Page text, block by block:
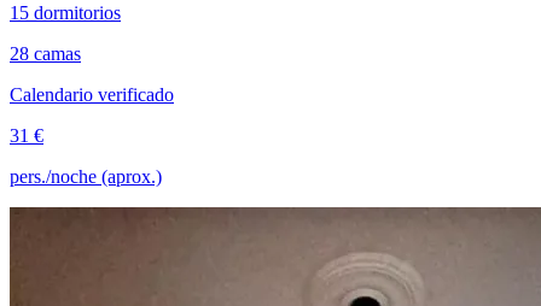
15 dormitorios
28 camas
Calendario verificado
31 €
pers./noche (aprox.)